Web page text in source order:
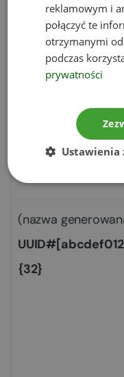
użytkowników
prawnego ani
Nie
Pliki “cookies”:
Nazwa:
(nazwa
{32}
reklamowym i
połączyć te
otrzymanymi
podczas
prywatności
Ustawienia